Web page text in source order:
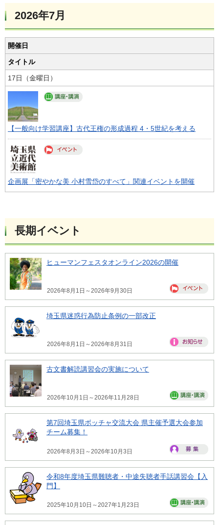
2026年7月
開催日
タイトル
17日（金曜日）
【一般向け学習講座】古代王権の形成過程 4・5世紀を考える
企画展「密やかな美 小村雪岱のすべて」関連イベントを開催
長期イベント
ヒューマンフェスタオンライン2026の開催
2026年8月1日～2026年9月30日
埼玉県迷惑行為防止条例の一部改正
2026年8月1日～2026年8月31日
古文書解読講習会の実施について
2026年10月1日～2026年11月28日
第7回埼玉県ボッチャ交流大会 県主催予選大会参加
チーム募集！
2026年8月3日～2026年10月3日
令和8年度埼玉県難聴者・中途失聴者手話講習会【入
門】
2025年10月10日～2027年1月23日